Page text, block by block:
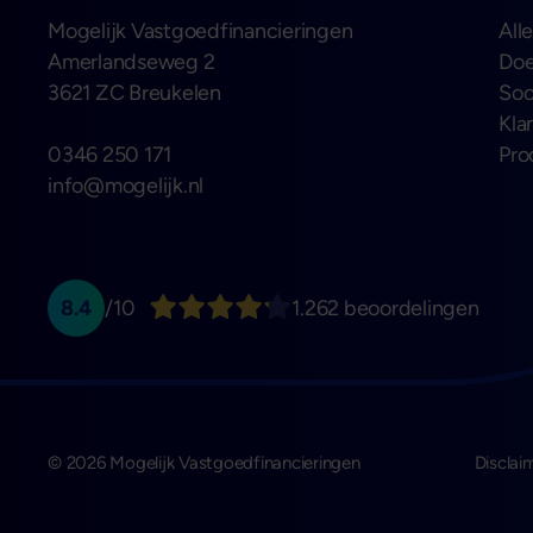
Mogelijk Vastgoedfinancieringen
Amerlandseweg 2
3621 ZC Breukelen
0346 250 171
info@mogelijk.nl
8.4 /10 1.262 beoordelingen
© 2026 Mogelijk Vastgoedfinancieringen